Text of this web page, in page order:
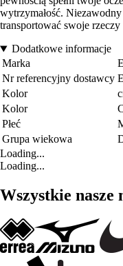
wytrzymałość.
transportować swoje
Dodatkowe informacje
Marka
Nr referencyjny dostawcy
Kolor
Kolor
Płeć
Grupa wiekowa
Loading...
Loading...
Wszystkie nasze